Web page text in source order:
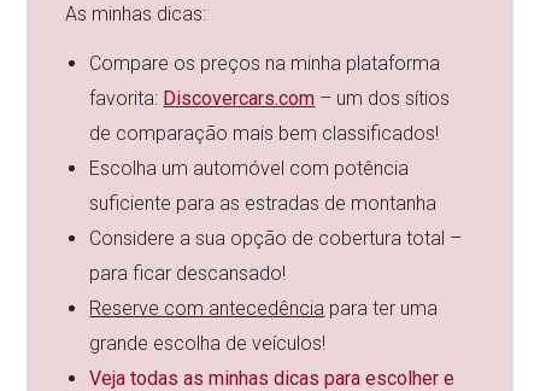
As minhas dicas:
Compare os preços na minha plataforma
favorita: Discovercars.com – um dos sítios
de comparação mais bem classificados!
Escolha um automóvel com potência
suficiente para as estradas de montanha
Considere a sua opção de cobertura total –
para ficar descansado!
Reserve com antecedência para ter uma
grande escolha de veículos!
Veja todas as minhas dicas para escolher e